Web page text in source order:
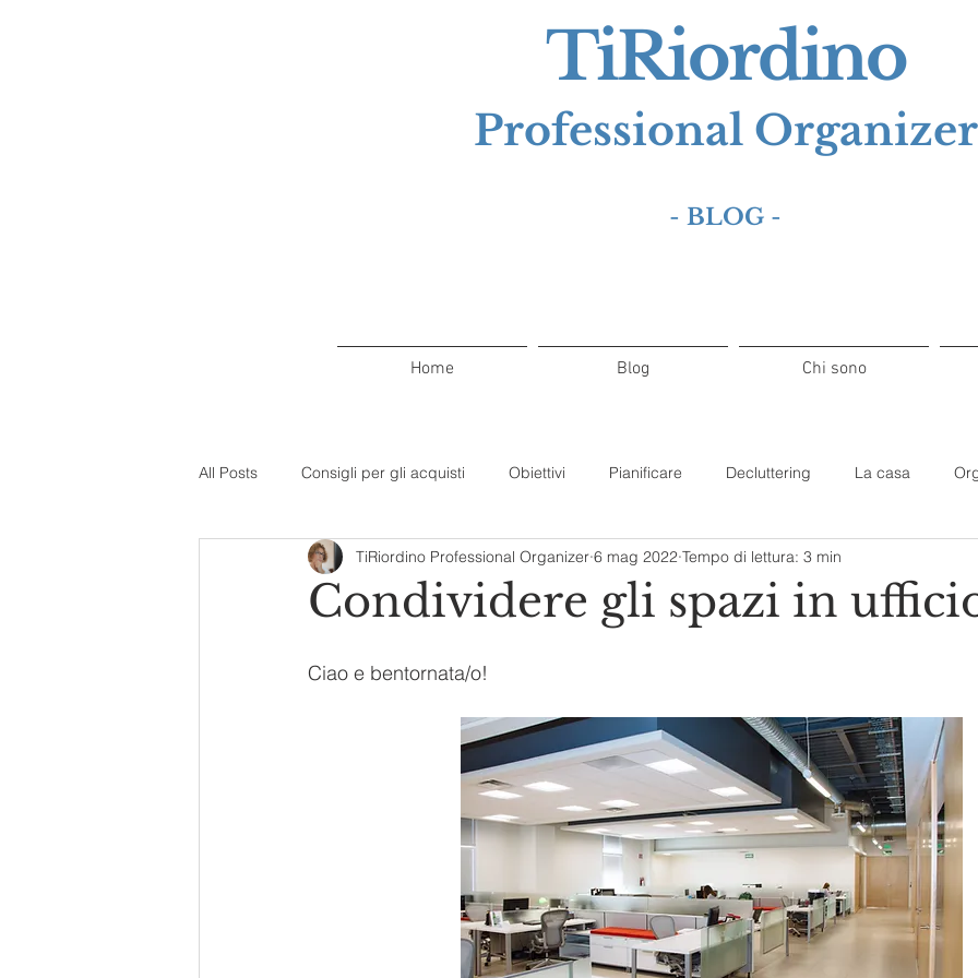
TiRiordino
Professional Organizer
- BLOG -
Home Blog Chi sono
All Posts Consigli per gli acquisti Obiettivi Pianificare Decluttering La casa
Professional Organizer
Condividere gli spazi in
TiRiordino Professional Organizer 6 mag 2022 Tempo di lettura: 3 min
Ciao e bentornata/o!